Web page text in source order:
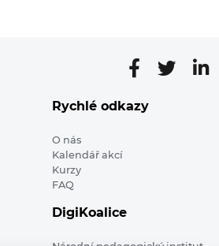
Rychlé odkazy
O nás
Kalendář akcí
Kurzy
FAQ
DigiKoalice